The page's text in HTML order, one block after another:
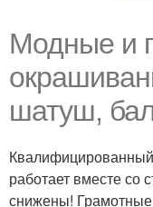
Модные и
шатуш,
работает вместе со
снижены!